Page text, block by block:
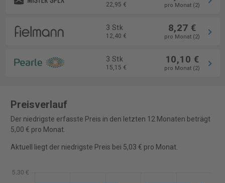
22,95 € pro Monat (2)
3 Stk
12,40 €
8,27 €
pro Monat (2)
3 Stk
15,15 €
10,10 €
pro Monat (2)
Preisverlauf
Der niedrigste erfasste Preis in den letzten 12 Monaten beträgt
5,00 € pro Monat.
Aktuell liegt der niedrigste Preis bei 5,03 € pro Monat.